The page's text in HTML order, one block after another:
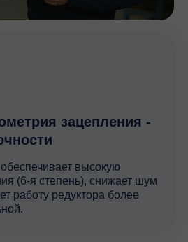
зацепления -
высокую
(6-я степень), снижает шум
работу редуктора более